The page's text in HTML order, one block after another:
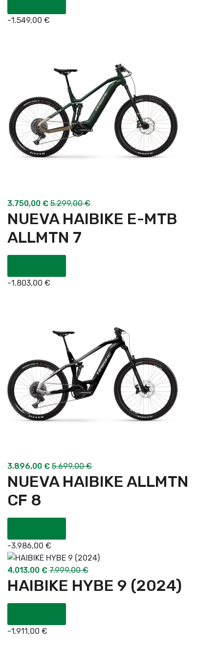
-1.549,00 €
3.750,00 € 5.299,00€
NUEVA HAIBIKE E-MTB
ALLMTN 7
-1.803,00 €
3.896,00 € 5.699,00€
NUEVA HAIBIKE ALLMTN
CF 8
-3.986,00 €
4.013,00 € 7.999,00€
HAIBIKE HYBE 9 (2024)
-1.911,00 €